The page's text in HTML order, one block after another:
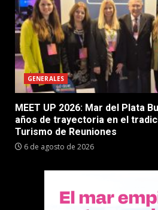
GENERALES
MEET UP 2026: Mar del Plata
años de trayectoria en el
Turismo de Reuniones
6 de agosto de 2026